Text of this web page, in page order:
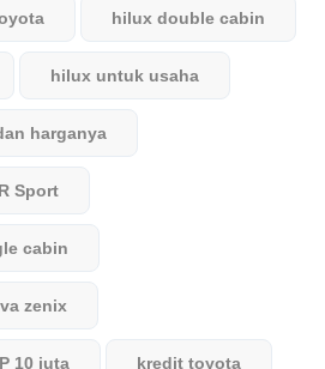
hilux double cabin
hilux untuk usaha
harganya
Sport
cabin
zenix
10 juta kredit toyota